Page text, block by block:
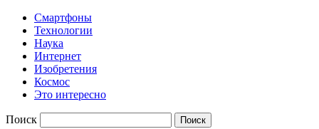
Смартфоны
Технологии
Наука
Интернет
Изобретения
Космос
Это интересно
Поиск